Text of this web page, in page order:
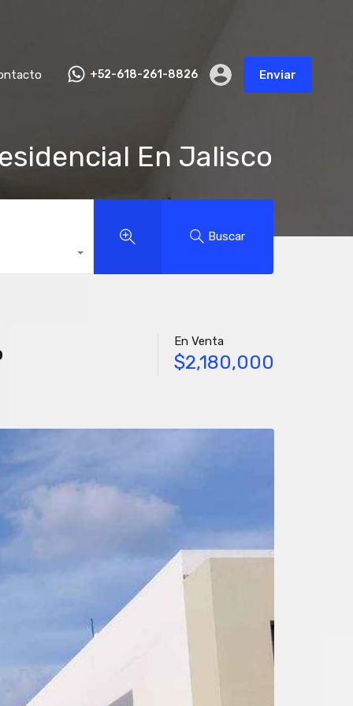
+52-618-261-8826 Enviar
En Jalisco
Buscar
En Venta
$2,180,000